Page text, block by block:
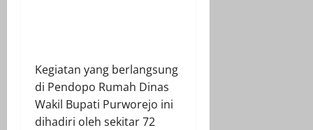
Kegiatan yang berlangsung
di Pendopo Rumah Dinas
Wakil Bupati Purworejo ini
dihadiri oleh sekitar 72